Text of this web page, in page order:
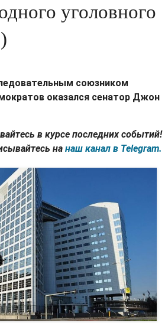
уголовного
союзником
оказался сенатор Джон
в курсе последних событий!
на наш канал в Telegram.